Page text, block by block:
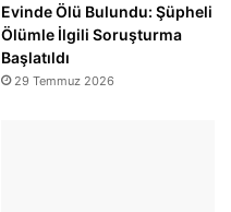
Evinde Ölü Bulundu: Şüpheli
Ölümle İlgili Soruşturma
Başlatıldı
29 Temmuz 2026